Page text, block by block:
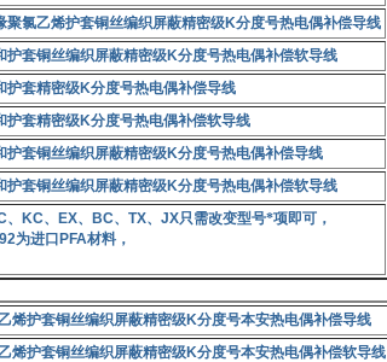
聚氯乙烯护套铜丝编织屏蔽精密级K分度号热电偶补偿导线
护套铜丝编织屏蔽精密级K分度号热电偶补偿软导线
护套精密级K分度号热电偶补偿导线
护套精密级K分度号热电偶补偿软导线
护套铜丝编织屏蔽精密级K分度号热电偶补偿导线
护套铜丝编织屏蔽精密级K分度号热电偶补偿软导线
、 KC、 EX、 BC、 TX、 JX只需改变型号*项即可，
为进口 PFA材料，
烯护套铜丝编织屏蔽精密级K分度号本安热电偶补偿导线
烯护套铜丝编织屏蔽精密级K分度号本安热电偶补偿软导线